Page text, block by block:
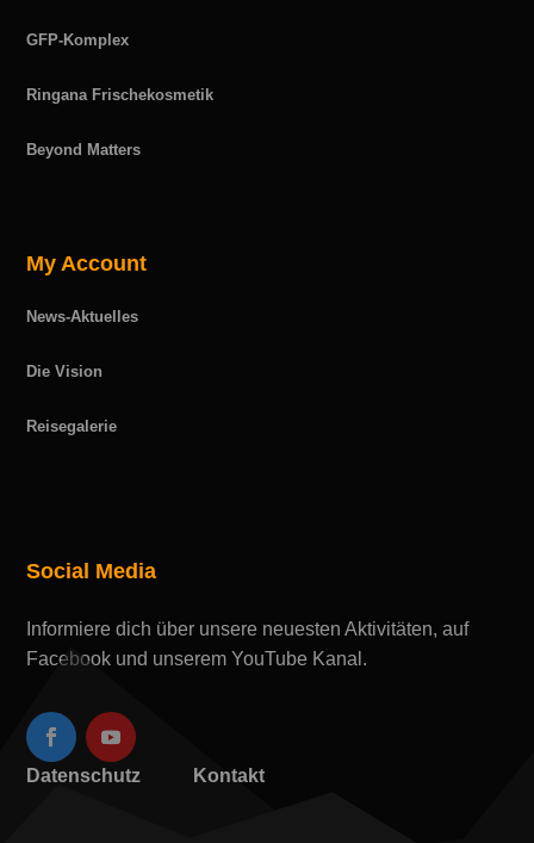
GFP-Komplex
Ringana Frischekosmetik
Beyond Matters
My Account
News-Aktuelles
Die Vision
Reisegalerie
Social Media
Informiere dich über unsere neuesten Aktivitäten, auf
Facebook und unserem YouTube Kanal.
Datenschutz Kontakt